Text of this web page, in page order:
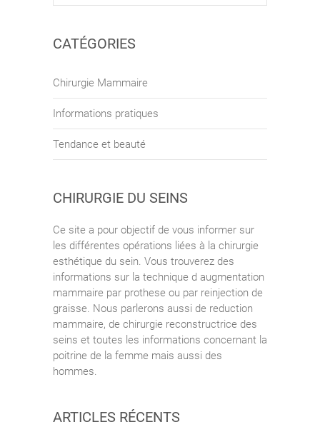
CATÉGORIES
Chirurgie Mammaire
Informations pratiques
Tendance et beauté
CHIRURGIE DU SEINS
Ce site a pour objectif de vous informer sur
les différentes opérations liées à la chirurgie
esthétique du sein. Vous trouverez des
informations sur la technique d augmentation
mammaire par prothese ou par reinjection de
graisse. Nous parlerons aussi de reduction
mammaire, de chirurgie reconstructrice des
seins et toutes les informations concernant la
poitrine de la femme mais aussi des
hommes.
ARTICLES RÉCENTS